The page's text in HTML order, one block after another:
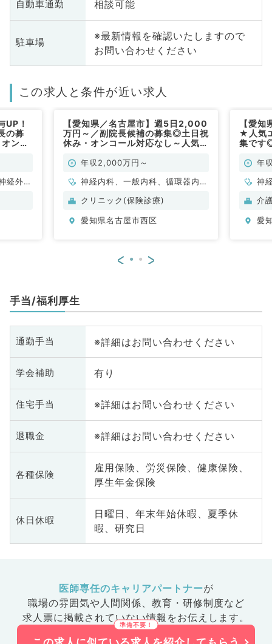
自動車通勤 相談可能
駐車場
※最新情報を確認いたしますので
お問い合わせください
この求人と条件が近い求人
UP！
の募
ンコ
経外
【愛知県／名古屋市】週5日2,000
万円～／副院長候補の募集◎土日祝
休み・オンコール対応なし～人気エ
（内科系／常勤）
年収2,000万円～
神経内科、一般内科、循環器内
科、呼吸器内科、消化器内科、内
内科
クリニック(保険診療)
愛知県名古屋市西区
【愛
★人気
集です
年
神
科
科
介
愛
< >
手当/福利厚生
通勤手当 ※詳細はお問い合わせください
学会補助 有り
住宅手当 ※詳細はお問い合わせください
退職金 ※詳細はお問い合わせください
各種保険
雇用保険、労災保険、健康保険、
厚生年金保険
休日休暇
日曜日、年末年始休暇、夏季休
暇、研究日
医師専任のキャリアパートナーが
職場の雰囲気や人間関係、 教育・研修制度など
求人票に掲載されていない情報をお伝えします。